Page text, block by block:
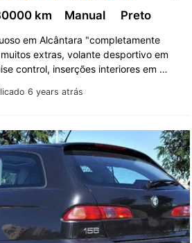
6 years atrás
km Manual Preto
em Alcântara "completamente
extras, volante desportivo em
control, inserções interiores em …